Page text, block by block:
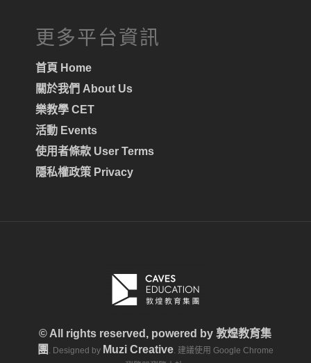
更多平台資訊
首頁 Home
關於我們 About Us
樂教學 CET
活動 Events
使用者條款 User Terms
隱私權政策 Privacy
© All rights reserved, powered by敦煌教育集
團 . Designed by Muzi Creative. 建議使用 Google Chrome